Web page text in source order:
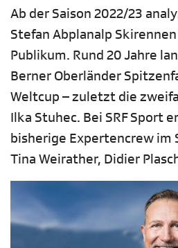
Ab der Saison 2022/23
Stefan Abplanalp
Publikum. Rund 20 Jahre
Berner Oberländer
Weltcup – zuletzt die
Ilka Stuhec. Bei SRF Sport
bisherige Expertencrew im
Tina Weirather, Didier